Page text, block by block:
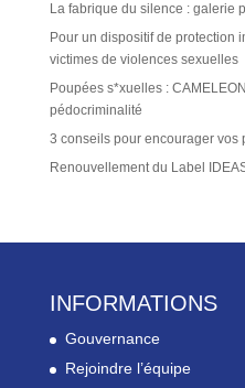
La fabrique du silence : galerie
Pour un dispositif de protection
victimes de violences sexuelles
Poupées s*xuelles :
pédocriminalité
3 conseils pour encourager vos
Renouvellement du Label
INFORMATIONS
Gouvernance
Rejoindre l’équipe